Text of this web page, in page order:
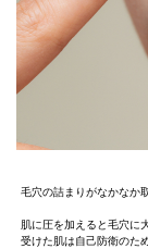
毛穴の詰まりがなかなか
肌に圧を加えると毛穴に
受けた肌は自己防衛のた